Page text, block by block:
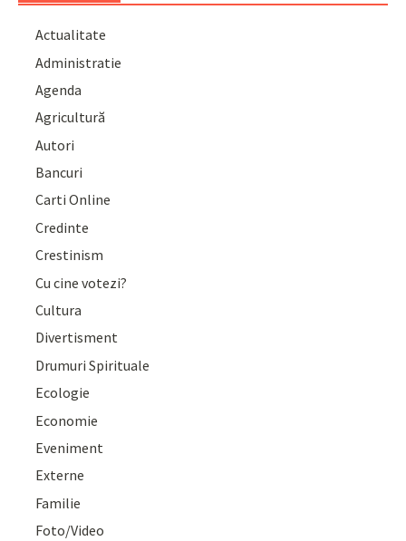
Actualitate
Administratie
Agenda
Agricultură
Autori
Bancuri
Carti Online
Credinte
Crestinism
Cu cine votezi?
Cultura
Divertisment
Drumuri Spirituale
Ecologie
Economie
Eveniment
Externe
Familie
Foto/Video